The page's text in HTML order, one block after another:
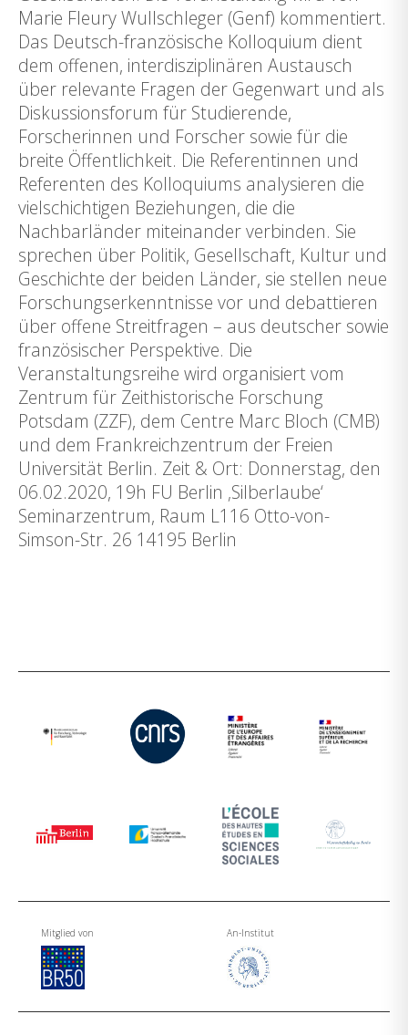
Marie Fleury Wullschleger (Genf) kommentiert.
Das Deutsch-französische Kolloquium dient
dem offenen, interdisziplinären Austausch
über relevante Fragen der Gegenwart und als
Diskussionsforum für Studierende,
Forscherinnen und Forscher sowie für die
breite Öffentlichkeit. Die Referentinnen und
Referenten des Kolloquiums analysieren die
vielschichtigen Beziehungen, die die
Nachbarländer miteinander verbinden. Sie
sprechen über Politik, Gesellschaft, Kultur und
Geschichte der beiden Länder, sie stellen neue
Forschungserkenntnisse vor und debattieren
über offene Streitfragen – aus deutscher sowie
französischer Perspektive. Die
Veranstaltungsreihe wird organisiert vom
Zentrum für Zeithistorische Forschung
Potsdam (ZZF), dem Centre Marc Bloch (CMB)
und dem Frankreichzentrum der Freien
Universität Berlin. Zeit & Ort: Donnerstag, den
06.02.2020, 19h FU Berlin ‚Silberlaube‘
Seminarzentrum, Raum L116 Otto-von-
Simson-Str. 26 14195 Berlin
Mitglied von An-Institut